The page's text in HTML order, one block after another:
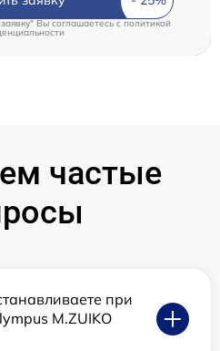
Вы соглашаетесь c политикой
частые
при
M.ZUIKO